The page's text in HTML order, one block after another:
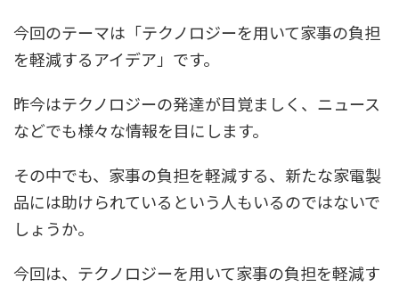
今回のテーマは「テクノロジーを用いて家事の負担
を軽減するアイデア」です。
昨今はテクノロジーの発達が目覚ましく、ニュース
などでも様々な情報を目にします。
その中でも、家事の負担を軽減する、新たな家電製
品には助けられているという人もいるのではないで
しょうか。
今回は、テクノロジーを用いて家事の負担を軽減す